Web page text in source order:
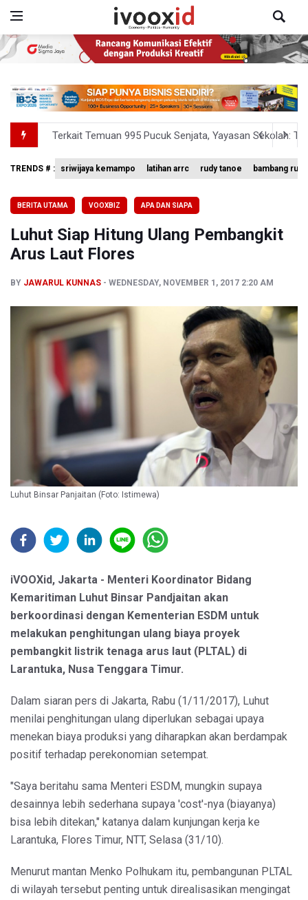
Terkait Temuan 995 Pucuk Senjata, Yayasan Sekolah:
KPK Terima Permintaan Kejaksaan Agung Periksa
BRIN Kembangkan Teknologi Modifikasi Cuaca hingga
KPK Minta Bambang Rudijanto Tanoesoedibjo
TRENDS # : sriwijaya kemampo latihan arrc rudy tanoe bambang
BERITA UTAMA VOOXBIZ APA DAN SIAPA
Luhut Siap Hitung Ulang Pembangkit
Arus Laut Flores
BY JAWARUL KUNNAS WEDNESDAY, NOVEMBER 1, 2017 2:20 AM
Luhut Binsar Panjaitan (Foto: Istimewa)
iVOOXid, Jakarta - Menteri Koordinator Bidang
Kemaritiman Luhut Binsar Pandjaitan akan
berkoordinasi dengan Kementerian ESDM untuk
melakukan penghitungan ulang biaya proyek
pembangkit listrik tenaga arus laut (PLTAL) di
Larantuka, Nusa Tenggara Timur.
Dalam siaran pers di Jakarta, Rabu (1/11/2017), Luhut
menilai penghitungan ulang diperlukan sebagai upaya
menekan biaya produksi yang diharapkan akan berdampak
positif terhadap perekonomian setempat.
"Saya beritahu sama Menteri ESDM, mungkin supaya
desainnya lebih sederhana supaya 'cost'-nya (biayanya)
bisa lebih ditekan," katanya dalam kunjungan kerja ke
Larantuka, Flores Timur, NTT, Selasa (31/10).
Menurut mantan Menko Polhukam itu, pembangunan PLTAL
di wilayah tersebut penting untuk direalisasikan mengingat